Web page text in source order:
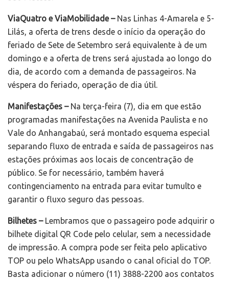
ViaQuatro e ViaMobilidade –Nas Linhas 4-Amarela e 5-
Lilás, a oferta de trens desde o início da operação do
feriado de Sete de Setembro será equivalente à de um
domingo e a oferta de trens será ajustada ao longo do
dia, de acordo com a demanda de passageiros. Na
véspera do feriado, operação de dia útil.
Manifestações – Na terça-feira (7), dia em que estão
programadas manifestações na Avenida Paulista e no
Vale do Anhangabaú, será montado esquema especial
separando fluxo de entrada e saída de passageiros nas
estações próximas aos locais de concentração de
público. Se for necessário, também haverá
contingenciamento na entrada para evitar tumulto e
garantir o fluxo seguro das pessoas.
Bilhetes – Lembramos que o passageiro pode adquirir o
bilhete digital QR Code pelo celular, sem a necessidade
de impressão. A compra pode ser feita pelo aplicativo
TOP ou pelo WhatsApp usando o canal oficial do TOP.
Basta adicionar o número (11) 3888-2200 aos contatos